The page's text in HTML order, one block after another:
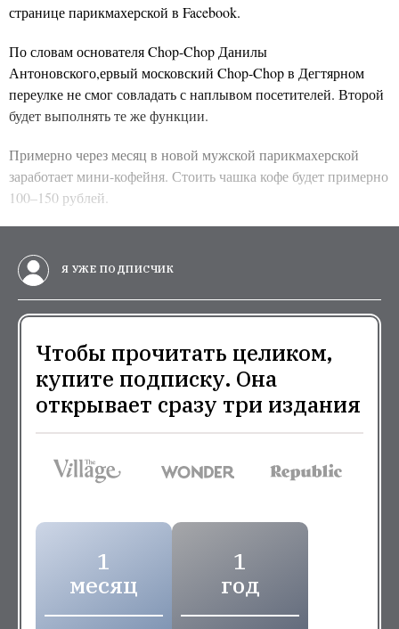
странице парикмахерской в Facebook.
По словам основателя Chop-Chop Данилы
Антоновского,ервый московский Chop-Chop в Дегтярном
переулке не смог совладать с наплывом посетителей. Второй
будет выполнять те же функции.
Примерно через месяц в новой мужской парикмахерской
заработает мини-кофейня. Стоить чашка кофе будет примерно
100–150 рублей.
Я УЖЕ ПОДПИСЧИК
Чтобы прочитать целиком,
купите подписку. Она
открывает сразу три издания
1
месяц
1
год